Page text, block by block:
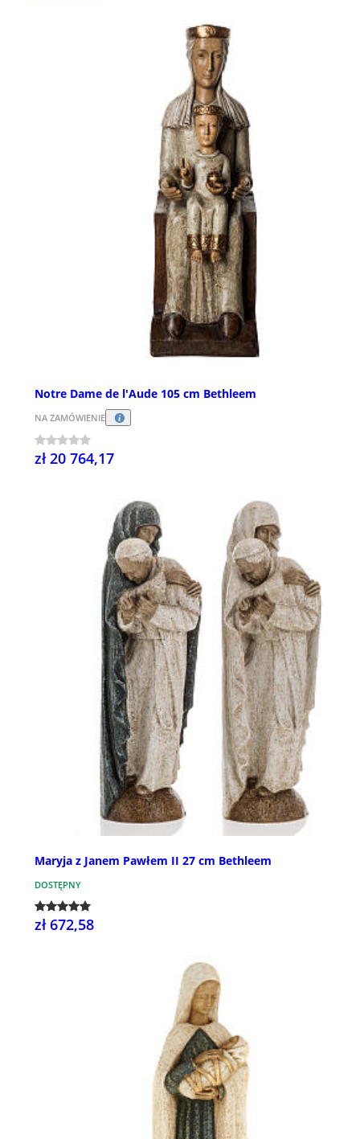
Notre Dame de l'Aude 105 cm Bethleem
NA ZAMÓWIENIE
zł 20 764,17
Maryja z Janem Pawłem II 27 cm Bethleem
DOSTĘPNY
zł 672,58